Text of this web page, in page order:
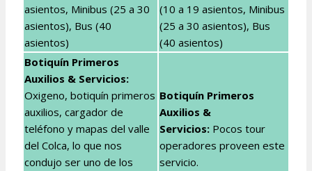
asientos, Minibus (25 a 30
asientos), Bus (40
asientos)
(10 a 19 asientos, Minibus
(25 a 30 asientos), Bus
(40 asientos)
Botiquín Primeros
Auxilios & Servicios:
Oxigeno, botiquín primeros
auxilios, cargador de
teléfono y mapas del valle
del Colca, lo que nos
condujo ser uno de los
Botiquín Primeros
Auxilios &
Servicios: Pocos tour
operadores proveen este
servicio.